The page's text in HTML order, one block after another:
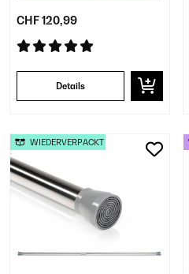
CHF 120,99
Details
WIEDERVERPACKT